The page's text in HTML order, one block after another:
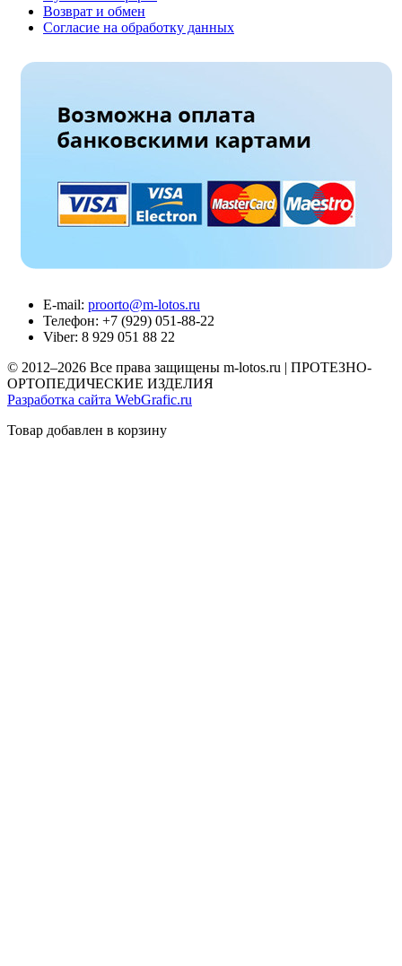
Возврат и обмен
Согласие на обработку данных
Е-mail: proorto@m-lotos.ru
Телефон: +7 (929) 051-88-22
Viber: 8 929 051 88 22
© 2012–2026 Все права защищены m-lotos.ru | ПРОТЕЗНО-
ОРТОПЕДИЧЕСКИЕ ИЗДЕЛИЯ
Разработка сайта WebGrafic.ru
Товар добавлен в корзину